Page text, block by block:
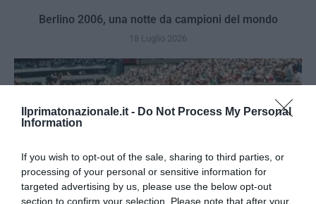
Ilprimatonazionale.it - Do Not Process My Personal
Information
If you wish to opt-out of the sale, sharing to third parties, or
processing of your personal or sensitive information for
targeted advertising by us, please use the below opt-out
section to confirm your selection. Please note that after your
Berlino 2006, una notte da campioni del mondo
18 Luglio 2026